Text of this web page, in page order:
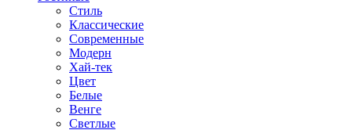
Стиль
Классические
Современные
Модерн
Хай-тек
Цвет
Белые
Венге
Светлые